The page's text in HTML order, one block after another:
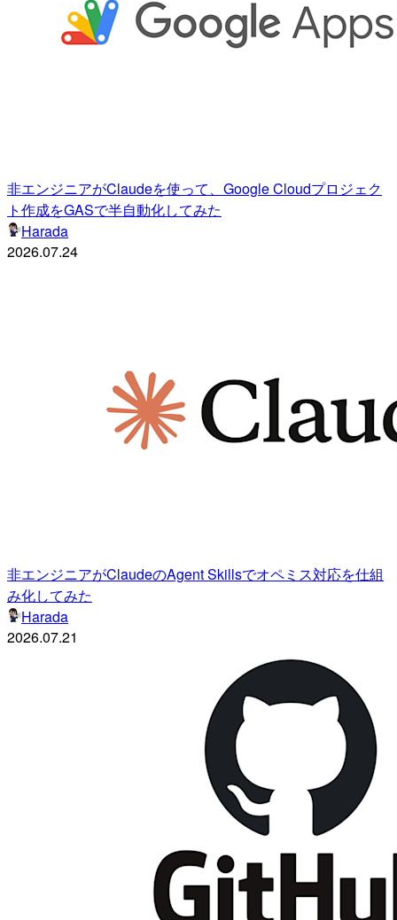
非エンジニアがClaudeを使って、Google Cloudプロジェク
ト作成をGASで半自動化してみた
Harada
2026.07.24
非エンジニアがClaudeのAgent Skillsでオペミス対応を仕組
み化してみた
Harada
2026.07.21